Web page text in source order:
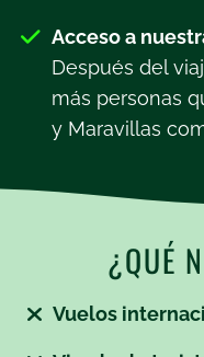
Acceso a
Después del
más personas
y Maravillas
¿QUÉ
Vuelos